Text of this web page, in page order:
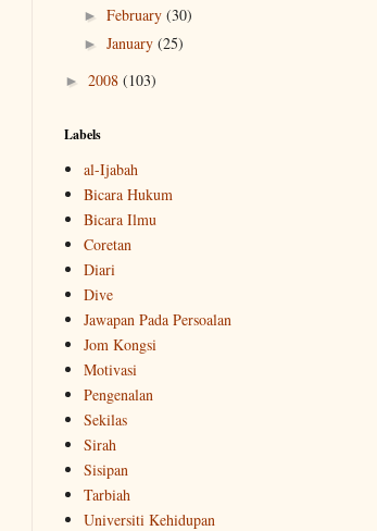
► February (30)
► January (25)
► 2008 (103)
Labels
al-Ijabah
Bicara Hukum
Bicara Ilmu
Coretan
Diari
Dive
Jawapan Pada Persoalan
Jom Kongsi
Motivasi
Pengenalan
Sekilas
Sirah
Sisipan
Tarbiah
Universiti Kehidupan